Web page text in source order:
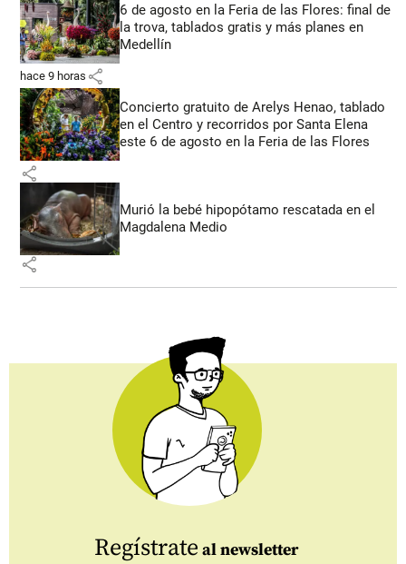
6 de agosto en la Feria de las Flores: final de
la trova, tablados gratis y más planes en
Medellín
hace 9 horas share
Concierto gratuito de Arelys Henao, tablado
en el Centro y recorridos por Santa Elena
este 6 de agosto en la Feria de las Flores
share
Murió la bebé hipopótamo rescatada en el
Magdalena Medio
share
Regístrate al newsletter